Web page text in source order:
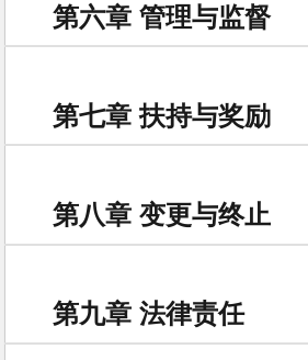
第六章 管理与监督
第七章 扶持与奖励
第八章 变更与终止
第九章 法律责任